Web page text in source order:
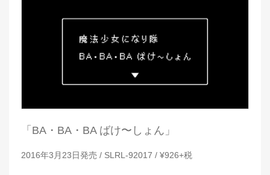
「BA・BA・BA ばけ〜しょん」
2016年3月23日発売 / SLRL-92017 / ¥926+税